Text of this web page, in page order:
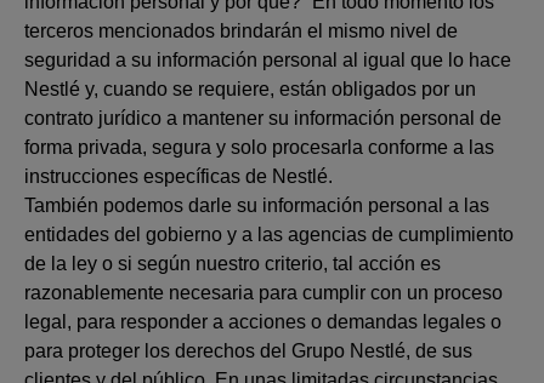
terceros mencionados brindarán el mismo nivel de
seguridad a su información personal al igual que lo hace
Nestlé y, cuando se requiere, están obligados por un
contrato jurídico a mantener su información personal de
forma privada, segura y solo procesarla conforme a las
instrucciones específicas de Nestlé.
También podemos darle su información personal a las
entidades del gobierno y a las agencias de cumplimiento
de la ley o si según nuestro criterio, tal acción es
razonablemente necesaria para cumplir con un proceso
legal, para responder a acciones o demandas legales o
para proteger los derechos del Grupo Nestlé, de sus